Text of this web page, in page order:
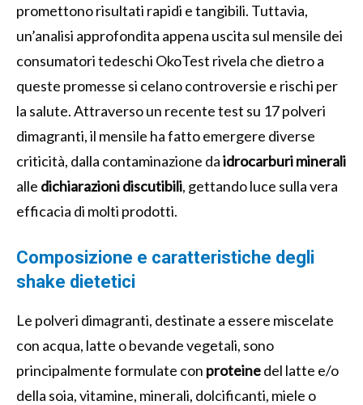
promettono risultati rapidi e tangibili. Tuttavia,
un’analisi approfondita appena uscita sul mensile dei
consumatori tedeschi OkoTest rivela che dietro a
queste promesse si celano controversie e rischi per
la salute. Attraverso un recente test su 17 polveri
dimagranti, il mensile ha fatto emergere diverse
criticità, dalla contaminazione daidrocarburi minerali
alle dichiarazioni discutibili, gettando luce sulla vera
efficacia di molti prodotti.
Composizione e caratteristiche degli
shake dietetici
Le polveri dimagranti, destinate a essere miscelate
con acqua, latte o bevande vegetali, sono
principalmente formulate con proteinedel latte e/o
della soia, vitamine, minerali, dolcificanti, miele o